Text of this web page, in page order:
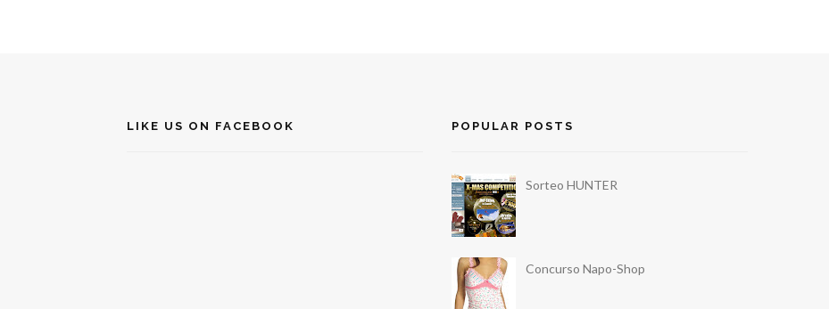
LIKE US ON FACEBOOK POPULAR POSTS
Sorteo HUNTER
Concurso Napo-Shop